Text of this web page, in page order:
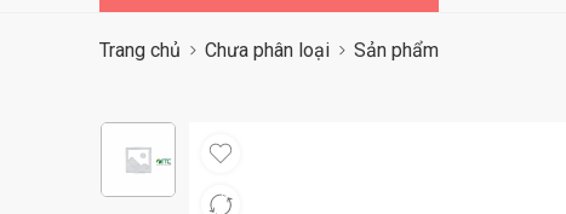
Trang chủ Chưa phân loại Sản phẩm